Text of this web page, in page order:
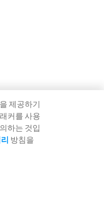
제공하기
커를 사용
하는 것입
방침을